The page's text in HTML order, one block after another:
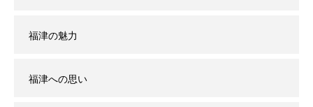
福津の魅力
福津への思い